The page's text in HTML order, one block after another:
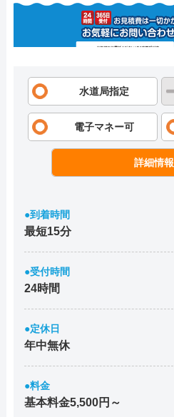
水道局指定
電子マネー可
詳細情報
●到着時間
最短15分
●受付時間
24時間
●定休日
年中無休
●料金
基本料金5,500円～